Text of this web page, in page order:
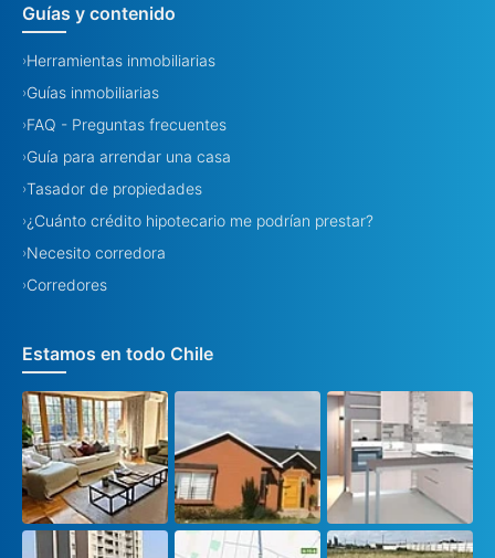
Guías y contenido
›Herramientas inmobiliarias
›Guías inmobiliarias
›FAQ - Preguntas frecuentes
›Guía para arrendar una casa
›Tasador de propiedades
›¿Cuánto crédito hipotecario me podrían prestar?
›Necesito corredora
›Corredores
Estamos en todo Chile